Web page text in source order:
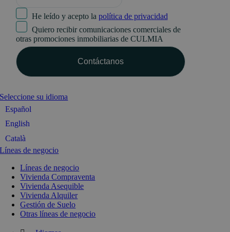
He leído y acepto la política de privacidad
Quiero recibir comunicaciones comerciales de
otras promociones inmobiliarias de CULMIA
Seleccione su idioma
Español
English
Català
Líneas de negocio
Líneas de negocio
Vivienda Compraventa
Vivienda Asequible
Vivienda Alquiler
Gestión de Suelo
Otras líneas de negocio